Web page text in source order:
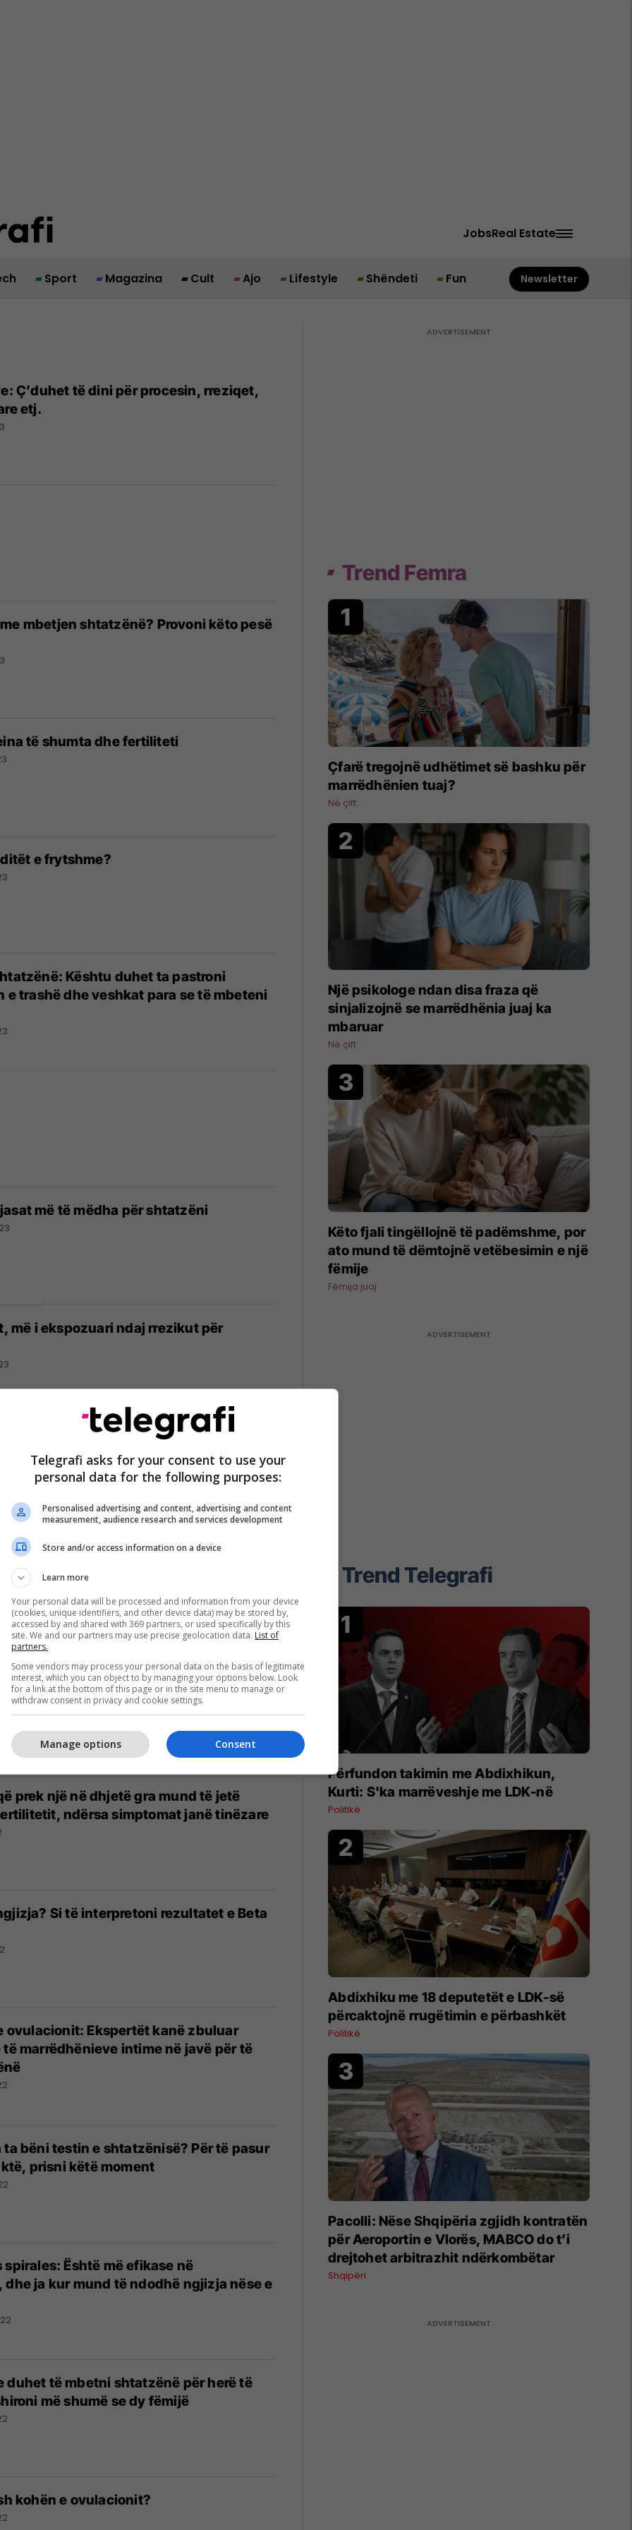
JobsReal Estate
Sport Magazina Cult Ajo Lifestyle Shëndeti Fun Newsletter
Ç’duhet të dini për procesin, rreziqet,
etj.
mbetjen shtatzënë? Provoni këto pesë
të shumta dhe fertiliteti
e frytshme?
Kështu duhet ta pastroni
e trashë dhe veshkat para se të mbeteni
më të mëdha për shtatzëni
më i ekspozuari ndaj rrezikut për
të cilat kanë hyrë herët në
të mbeten shtatzënë
një gruaje në gjininë e foshnjës? Disa
se çfarë duhet të hani
prek një në dhjetë gra mund të jetë
ndërsa simptomat janë tinëzare
Si të interpretoni rezultatet e Beta
ovulacionit: Ekspertët kanë zbuluar
marrëdhënieve intime në javë për të
ta bëni testin e shtatzënisë? Për të pasur
prisni këtë moment
Është më efikase në
ja kur mund të ndodhë ngjizja nëse e
duhet të mbetni shtatzënë për herë të
më shumë se dy fëmijë
kohën e ovulacionit?
Trend Femra
Çfarë tregojnë udhëtimet së bashku për
marrëdhënien tuaj?
Në çift
Një psikologe ndan disa fraza që
sinjalizojnë se marrëdhënia juaj ka
mbaruar
Në çift
Këto fjali tingëllojnë të padëmshme, por
ato mund të dëmtojnë vetëbesimin e një
fëmije
Fëmija juaj
Trend Telegrafi
Përfundon takimin me Abdixhikun,
Kurti: S'ka marrëveshje me LDK-në
Politikë
Abdixhiku me 18 deputetët e LDK-së
përcaktojnë rrugëtimin e përbashkët
Politikë
Pacolli: Nëse Shqipëria zgjidh kontratën
për Aeroportin e Vlorës, MABCO do t’i
drejtohet arbitrazhit ndërkombëtar
Shqipëri
Telegrafi asks for your consent to use your
personal data for the following purposes:
Personalised advertising and content, advertising and content
measurement, audience research and services development
Store and/or access information on a device
Learn more
Your personal data will be processed and information from your device
(cookies, unique identifiers, and other device data) may be stored by,
accessed by and shared with 369 partners, or used specifically by this
site. We and our partners may use precise geolocation data. List of
partners.
Some vendors may process your personal data on the basis of legitimate
interest, which you can object to by managing your options below. Look
for a link at the bottom of this page or in the site menu to manage or
withdraw consent in privacy and cookie settings.
Consent
Manage options